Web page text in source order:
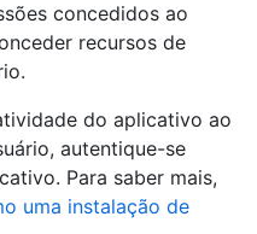
concedidos ao
recursos de
do aplicativo ao
autentique-se
Para saber mais,
uma instalação de